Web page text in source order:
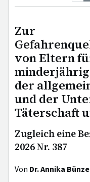
Zur
von Eltern
der
und der
Täterschaft
Zugleich eine
2026 Nr. 387
Von Dr. Annika